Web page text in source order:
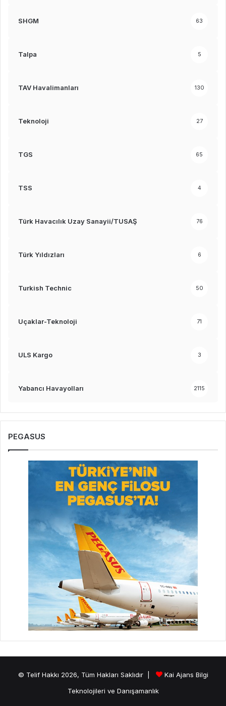
SHGM 63
Talpa 5
TAV Havalimanları 130
Teknoloji 27
TGS 65
TSS 4
Türk Havacılık Uzay Sanayii/TUSAŞ 76
Türk Yıldızları 6
Turkish Technic 50
Uçaklar-Teknoloji 71
ULS Kargo 3
Yabancı Havayolları 2115
PEGASUS
© Telif Hakkı 2026, Tüm Hakları Saklıdır |
Kai Ajans Bilgi
Teknolojileri ve Danışamanlık